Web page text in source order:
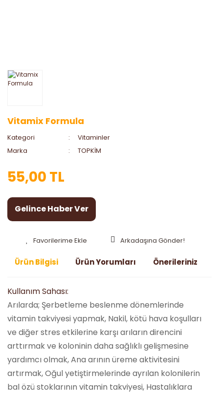
Vitamix Formula
Kategori
Vitaminler
Marka
TOPKİM
55,00 TL
Gelince Haber Ver
Arkadaşına Gönder!
Ürün Bilgisi Ürün Yorumları Önerileriniz
Kullanım Sahası:
Arılarda; Şerbetleme beslenme dönemlerinde
vitamin takviyesi yapmak, Nakil, kötü hava koşulları
ve diğer stres etkilerine karşı arıların direncini
arttırmak ve koloninin daha sağlıklı gelişmesine
yardımcı olmak, Ana arının üreme aktivitesini
artırmak, Oğul yetiştirmelerinde ayrılan kolonilerin
bal özü stoklarının vitamin takviyesi, Hastalıklara